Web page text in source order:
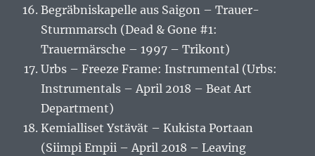
Begräbniskapelle aus Saigon – Trauer-
Sturmmarsch (Dead & Gone #1:
Trauermärsche – 1997 – Trikont)
Urbs – Freeze Frame: Instrumental (Urbs:
Instrumentals – April 2018 – Beat Art
Department)
Kemialliset Ystävät – Kukista Portaan
(Siimpi Empii – April 2018 – Leaving